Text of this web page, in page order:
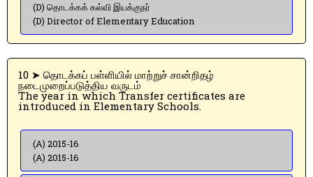
(D) தொடக்கக் கல்வி இயக்குநர்
(D) Director of Elementary Education
10 ➤ தொடக்கப் பள்ளியில் மாற்றுச் சான்றிதழ்
நடைமுறைப்படுத்திய வருடம்
The year in which Transfer certificates are
introduced in Elementary Schools.
(A) 2015-16
(A) 2015-16